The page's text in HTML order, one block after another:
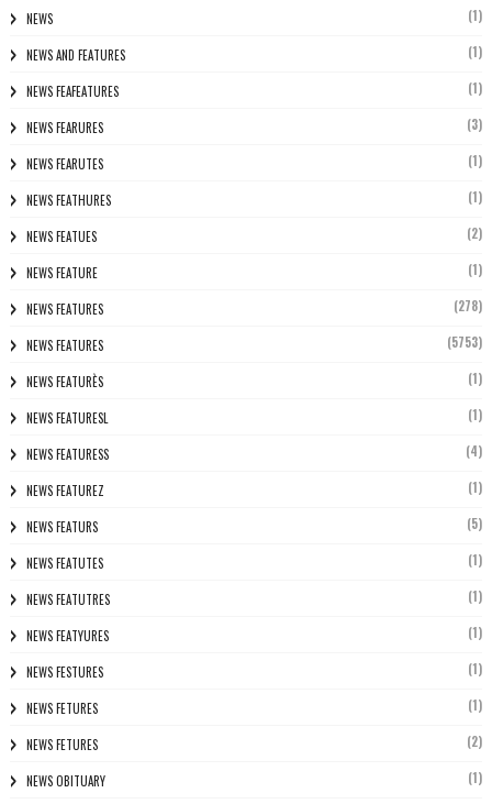
NEWS (1)
NEWS AND FEATURES (1)
NEWS FEAFEATURES (1)
NEWS FEARURES (3)
NEWS FEARUTES (1)
NEWS FEATHURES (1)
NEWS FEATUES (2)
NEWS FEATURE (1)
NEWS FEATURES (278)
NEWS FEATURES (5753)
NEWS FEATURÈS (1)
NEWS FEATURESL (1)
NEWS FEATURESS (4)
NEWS FEATUREZ (1)
NEWS FEATURS (5)
NEWS FEATUTES (1)
NEWS FEATUTRES (1)
NEWS FEATYURES (1)
NEWS FESTURES (1)
NEWS FETURES (1)
NEWS FETURES (2)
NEWS OBITUARY (1)